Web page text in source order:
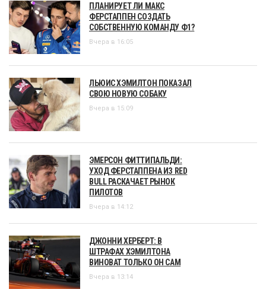
ПЛАНИРУЕТ ЛИ МАКС
ФЕРСТАППЕН СОЗДАТЬ
СОБСТВЕННУЮ КОМАНДУ Ф1?
Вчера в 16:05
ЛЬЮИС ХЭМИЛТОН ПОКАЗАЛ
СВОЮ НОВУЮ СОБАКУ
Вчера в 15:09
ЭМЕРСОН ФИТТИПАЛЬДИ:
УХОД ФЕРСТАППЕНА ИЗ RED
BULL РАСКАЧАЕТ РЫНОК
ПИЛОТОВ
Вчера в 14:12
ДЖОННИ ХЕРБЕРТ: В
ШТРАФАХ ХЭМИЛТОНА
ВИНОВАТ ТОЛЬКО ОН САМ
Вчера в 13:14